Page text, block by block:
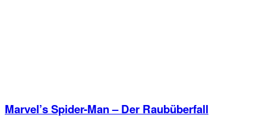
Marvel’s Spider-Man – Der Raubüberfall